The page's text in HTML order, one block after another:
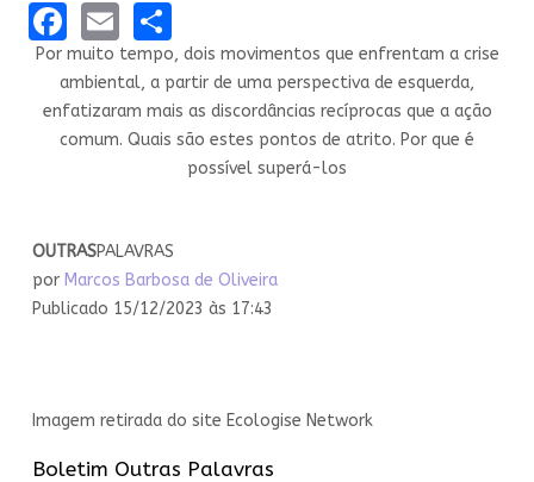
Facebook
EmailShare
Por muito tempo, dois movimentos que enfrentam a crise
ambiental, a partir de uma perspectiva de esquerda,
enfatizaram mais as discordâncias recíprocas que a ação
comum. Quais são estes pontos de atrito. Por que é
possível superá-los
OUTRASPALAVRAS
por Marcos Barbosa de Oliveira
Publicado 15/12/2023 às 17:43
Imagem retirada do site Ecologise Network
Boletim Outras Palavras